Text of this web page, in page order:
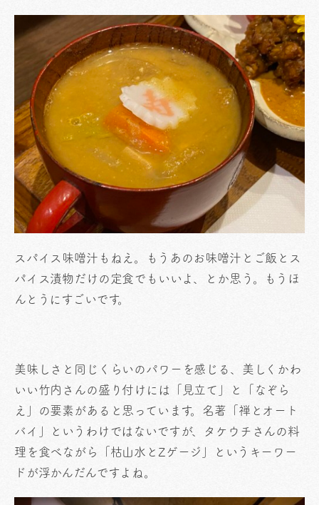
スパイス味噌汁もねえ。もうあのお味噌汁とご飯とス
パイス漬物だけの定食でもいいよ、とか思う。もうほ
んとうにすごいです。
美味しさと同じくらいのパワーを感じる、美しくかわ
いい竹内さんの盛り付けには「見立て」と「なぞら
え」の要素があると思っています。名著「禅とオート
バイ」というわけではないですが、タケウチさんの料
理を食べながら「枯山水とZゲージ」というキーワー
ドが浮かんだんですよね。